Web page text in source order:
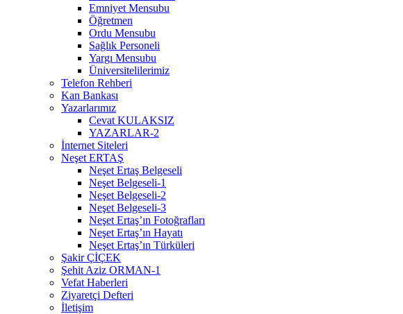
Emniyet Mensubu
Öğretmen
Ordu Mensubu
Sağlık Personeli
Yargı Mensubu
Üniversitelilerimiz
Telefon Rehberi
Kan Bankası
Yazarlarımız
Cevat KULAKSIZ
YAZARLAR-2
İnternet Siteleri
Neşet ERTAŞ
Neşet Ertaş Belgeseli
Neşet Belgeseli-1
Neşet Belgeseli-2
Neşet Belgeseli-3
Neşet Ertaş’ın Fotoğrafları
Neşet Ertaş’ın Hayatı
Neşet Ertaş’ın Türküleri
Şakir ÇİÇEK
Şehit Aziz ORMAN-1
Vefat Haberleri
Ziyaretçi Defteri
İletişim